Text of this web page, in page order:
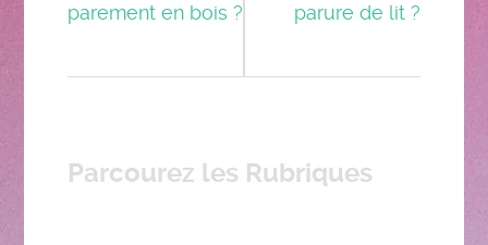
parement en bois ?
parure de lit ?
Parcourez les Rubriques